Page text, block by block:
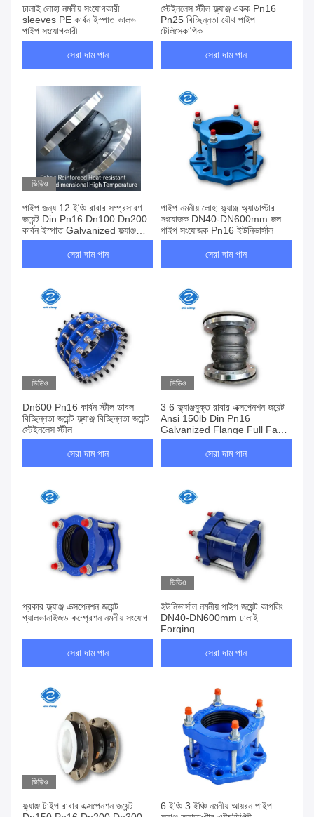
ঢালাই লোহা নমনীয় সংযোগকারী
sleeves PE কার্বন ইস্পাত ভালভ
পাইপ সংযোগকারী
সেরা দাম পান
স্টেইনলেস স্টীল ফ্ল্যাঞ্জ একক Pn16
Pn25 বিচ্ছিন্নতা যৌথ পাইপ
টেলিস্কোপিক
সেরা দাম পান
ভিডিও
পাইপ জন্য 12 ইঞ্চি রাবার সম্প্রসারণ
জয়েন্ট Din Pn16 Dn100 Dn200
কার্বন ইস্পাত Galvanized ফ্ল্যাঞ্জ
Epdm ড্রেন
সেরা দাম পান
পাইপ নমনীয় লোহা ফ্ল্যাঞ্জ অ্যাডাপ্টার
সংযোজক DN40-DN600mm জল
পাইপ সংযোজক Pn16 ইউনিভার্সাল
সেরা দাম পান
ভিডিও
Dn600 Pn16 কার্বন স্টীল ডাবল
বিচ্ছিন্নতা জয়েন্ট ফ্ল্যাঞ্জ বিচ্ছিন্নতা জয়েন্ট
স্টেইনলেস স্টীল
সেরা দাম পান
ভিডিও
3 6 ফ্ল্যাঞ্জযুক্ত রাবার এক্সপেনশন জয়েন্ট
Ansi 150lb Din Pn16
Galvanized Flange Full Face
Seal
সেরা দাম পান
প্রকার ফ্ল্যাঞ্জ এক্সপেনশন জয়েন্ট
গ্যালভানাইজড কম্প্রেশন নমনীয় সংযোগ
সেরা দাম পান
ভিডিও
ইউনিভার্সাল নমনীয় পাইপ জয়েন্ট কাপলিং
DN40-DN600mm ঢালাই
Forging
সেরা দাম পান
ভিডিও
ফ্ল্যাঞ্জ টাইপ রাবার এক্সপেনশন জয়েন্ট
6 ইঞ্চি 3 ইঞ্চি নমনীয় আয়রন পাইপ